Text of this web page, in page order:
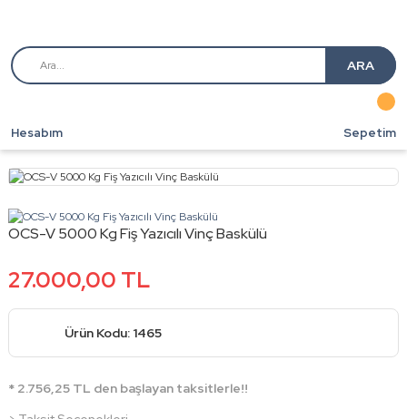
ARA
Hesabım Sepetim
OCS-V 5000 Kg Fiş Yazıcılı Vinç Baskülü
27.000,00 TL
Ürün Kodu: 1465
* 2.756,25 TL den başlayan taksitlerle!!